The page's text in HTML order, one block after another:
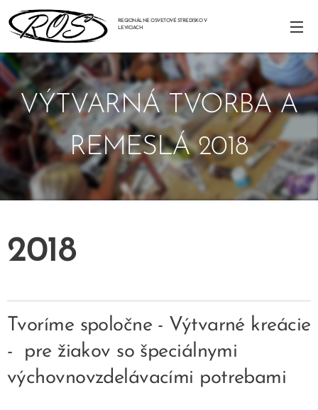
REGIONÁLNE OSVETOVÉ STREDISKO V
LEVICIACH
VÝTVARNÁ TVORBA A
REMESLÁ 2018
2018
Tvoríme spoločne - Výtvarné kreácie
- pre žiakov so špeciálnymi
výchovnovzdelávacími potrebami